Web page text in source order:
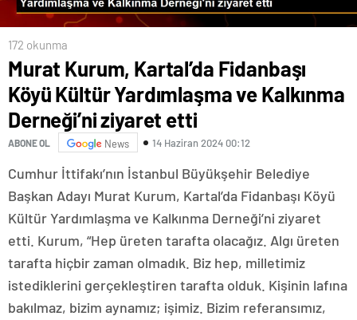
172 okunma
Murat Kurum, Kartal’da Fidanbaşı
Köyü Kültür Yardımlaşma ve Kalkınma
Derneği’ni ziyaret etti
ABONE OL News 14 Haziran 2024 00:12
Cumhur İttifakı’nın İstanbul Büyükşehir Belediye
Başkan Adayı Murat Kurum, Kartal’da Fidanbaşı Köyü
Kültür Yardımlaşma ve Kalkınma Derneği’ni ziyaret
etti. Kurum, “Hep üreten tarafta olacağız. Algı üreten
tarafta hiçbir zaman olmadık. Biz hep, milletimiz
istediklerini gerçekleştiren tarafta olduk. Kişinin lafına
bakılmaz, bizim aynamız; işimiz. Bizim referansımız,